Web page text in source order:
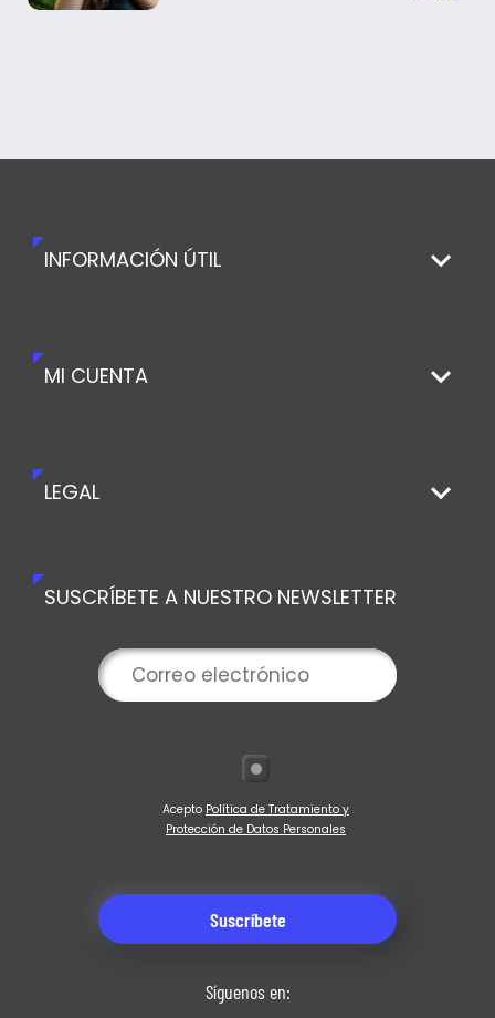
INFORMACIÓN ÚTIL
MI CUENTA
LEGAL
SUSCRÍBETE A NUESTRO NEWSLETTER
Acepto Política de Tratamiento y
Protección de Datos Personales
Síguenos en: